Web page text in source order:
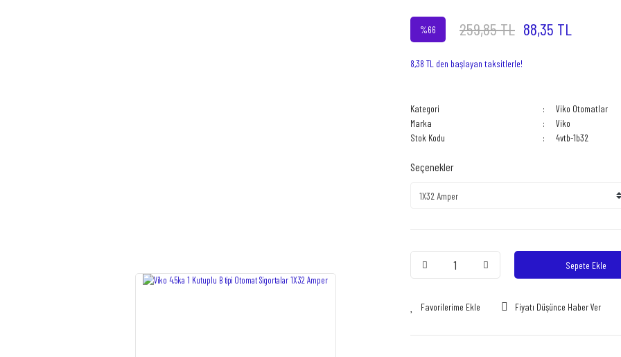
%66 259,85 TL 88,35 TL
8,38 TL den başlayan taksitlerle!
Kategori
Viko Otomatlar
Marka
Viko
Stok Kodu
4vtb-1b32
Seçenekler
Sepete Ekle
Fiyatı Düşünce Haber Ver